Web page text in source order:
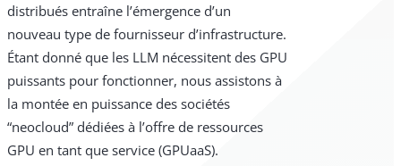
distribués entraîne l’émergence d’un
nouveau type de fournisseur d’infrastructure.
Étant donné que les LLM nécessitent des GPU
puissants pour fonctionner, nous assistons à
la montée en puissance des sociétés
“neocloud” dédiées à l’offre de ressources
GPU en tant que service (GPUaaS).